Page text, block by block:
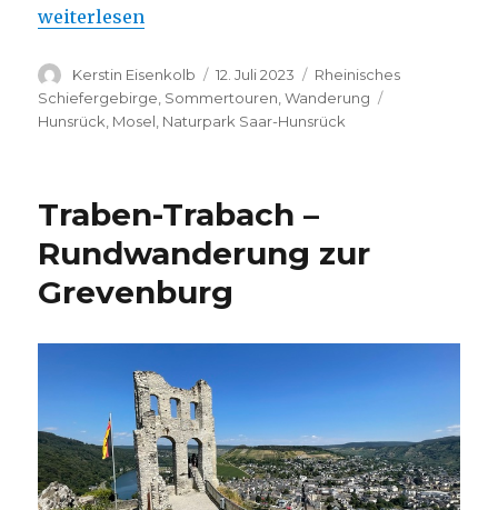
„Moselsteig-Seitensprung – Leiermannspfad“
weiterlesen
Autor
Kerstin Eisenkolb
Veröffentlicht
am
12. Juli 2023 Kategorien
Rheinisches
Schiefergebirge Sommertouren ,Wanderung
Hunsrück Mosel Naturpark Saar-Hunsrück
Traben-Trabach –
Rundwanderung zur
Grevenburg